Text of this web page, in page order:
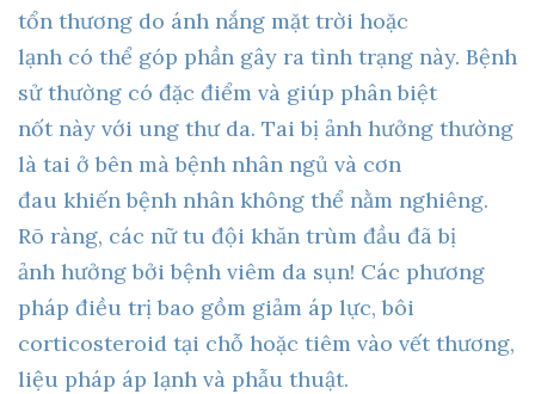
tổn thương do ánh nắng mặt trời hoặc
lạnh có thể góp phần gây ra tình trạng này. Bệnh
sử thường có đặc điểm và giúp phân biệt
nốt này với ung thư da. Tai bị ảnh hưởng thường
là tai ở bên mà bệnh nhân ngủ và cơn
đau khiến bệnh nhân không thể nằm nghiêng.
Rõ ràng, các nữ tu đội khăn trùm đầu đã bị
ảnh hưởng bởi bệnh viêm da sụn! Các phương
pháp điều trị bao gồm giảm áp lực, bôi
corticosteroid tại chỗ hoặc tiêm vào vết thương,
liệu pháp áp lạnh và phẫu thuật.